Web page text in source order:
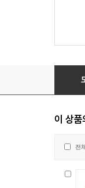
오빠는
이 상
전